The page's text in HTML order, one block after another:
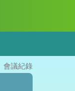
會議紀錄